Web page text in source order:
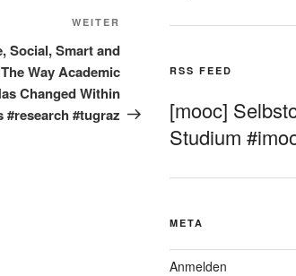
Nächster
Beitrag
WEITER
Social, Smart and
Way Academic
Changed Within
#research #tugraz
RSS FEED
[mooc]
Studium
META
Anmelden